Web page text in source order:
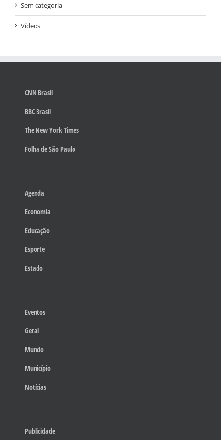
Sem categoria
Vídeos
CNN Brasil
BBC Brasil
The New York Times
Folha de São Paulo
Agenda
Economia
Educação
Esporte
Estado
Eventos
Geral
Mundo
Município
Notícias
Publicidade